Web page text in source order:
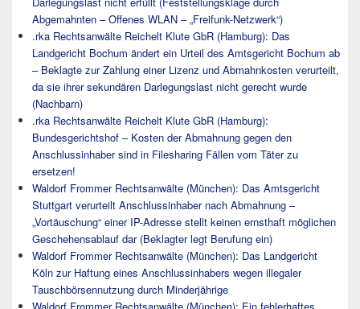
Abgemahnten – Offenes WLAN – „Freifunk-Netzwerk“)
.rka Rechtsanwälte Reichelt Klute GbR (Hamburg): Das
Landgericht Bochum ändert ein Urteil des Amtsgericht Bochum ab
– Beklagte zur Zahlung einer Lizenz und Abmahnkosten verurteilt,
da sie ihrer sekundären Darlegungslast nicht gerecht wurde
(Nachbarn)
.rka Rechtsanwälte Reichelt Klute GbR (Hamburg):
Bundesgerichtshof – Kosten der Abmahnung gegen den
Anschlussinhaber sind in Filesharing Fällen vom Täter zu
ersetzen!
Waldorf Frommer Rechtsanwälte (München): Das Amtsgericht
Stuttgart verurteilt Anschlussinhaber nach Abmahnung –
„Vortäuschung“ einer IP-Adresse stellt keinen ernsthaft möglichen
Geschehensablauf dar (Beklagter legt Berufung ein)
Waldorf Frommer Rechtsanwälte (München): Das Landgericht
Köln zur Haftung eines Anschlussinhabers wegen illegaler
Tauschbörsennutzung durch Minderjährige